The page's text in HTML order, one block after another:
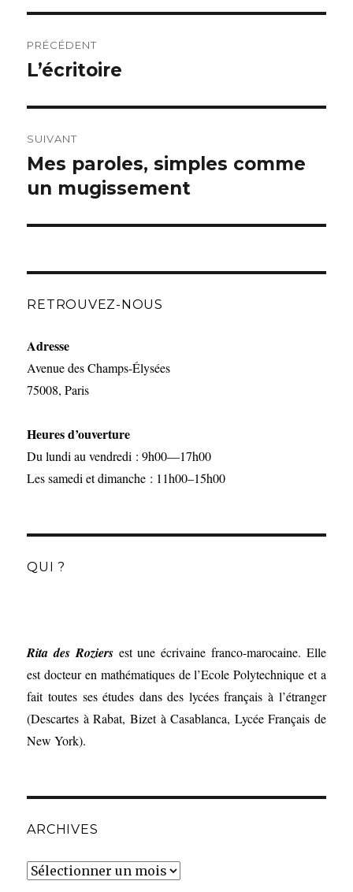
l’article
PRÉCÉDENT
Article
L’écritoire
SUIVANT
Article
suivant :
Mes paroles, simples comme
un mugissement
RETROUVEZ-NOUS
Adresse
Avenue des Champs-Élysées
75008, Paris
Heures d’ouverture
Du lundi au vendredi : 9h00—17h00
Les samedi et dimanche : 11h00–15h00
QUI ?
Rita des Roziers est une écrivaine franco-marocaine. Elle
est docteur en mathématiques de l’Ecole Polytechnique et a
fait toutes ses études dans des lycées français à l’étranger
(Descartes à Rabat, Bizet à Casablanca, Lycée Français de
New York).
ARCHIVES
Archives